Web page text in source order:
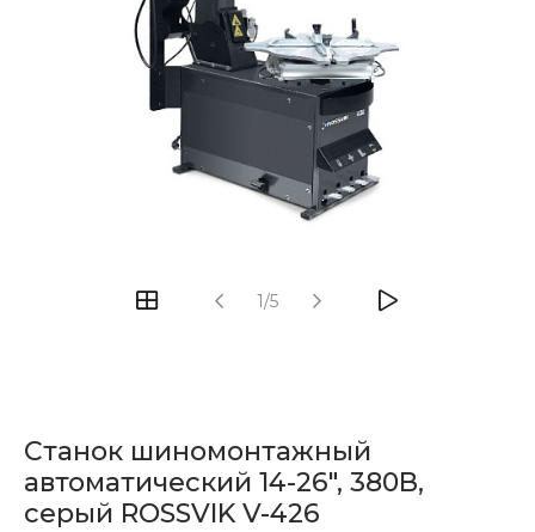
1/5
Станок шиномонтажный
автоматический 14-26", 380В,
серый ROSSVIK V-426